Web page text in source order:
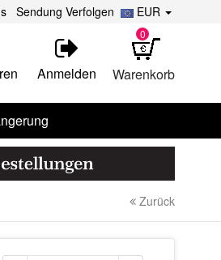
EUR
Sendung Verfolgen
Warenkorb
0
Anmelden
Zurück